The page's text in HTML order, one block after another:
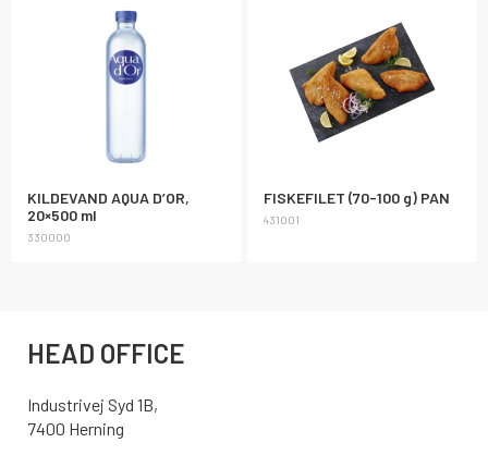
KILDEVAND AQUA D’OR,
20×500 ml
330000
FISKEFILET (70-100 g) PAN
431001
HEAD OFFICE
Industrivej Syd 1B,
7400 Herning